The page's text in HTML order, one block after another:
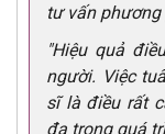
tư vấn
"Hiệu quả
người. Việc
sĩ là điều rất
đa trong quá